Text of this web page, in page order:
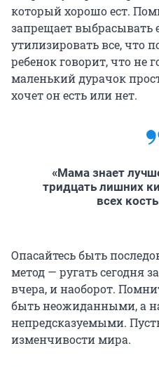
который хорошо ест.
запрещает выбрасывать
утилизировать все, что
ребенок говорит, что не
маленький дурачок
хочет он есть или нет.
«Мама знает
тридцать лишних
всех
Опасайтесь быть
метод — ругать сегодня
вчера, и наоборот.
быть неожиданными, а
непредсказуемыми.
изменчивости мира.